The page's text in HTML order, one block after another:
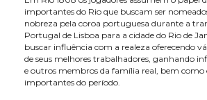
importantes do Rio que buscam ser
nobreza pela coroa portuguesa durante a
Portugal de Lisboa para a cidade do Rio de
buscar influência com a realeza oferecendo
de seus melhores trabalhadores, ganhando
e outros membros da família real, bem como
importantes do período.